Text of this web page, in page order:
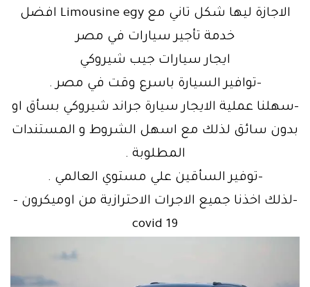
الاجازة ليها شكل تاني مع Limousine egy افضل
خدمة تأجير سيارات في مصر
ايجار سيارات جيب شيروكي
-توافير السيارة باسرع وقت في مصر .
-سهلنا عملية الايجار سيارة جراند شيروكي بسأق او
بدون سائق لذلك مع اسهل الشروط و المستندات
المطلوبة .
-توفير السأقين علي مستوي العالمي .
-لذلك اخذنا جميع الاجرات الاحترازية من اوميكرون –
covid 19